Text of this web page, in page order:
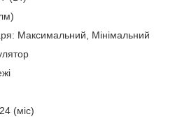
Максимальний, Мінімальний
(міс)